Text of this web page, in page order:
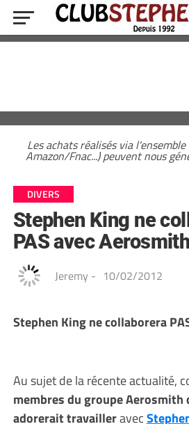
Les achats réalisés via
Amazon/Fnac...) peuvent nous
DIVERS
Stephen King ne
PAS avec Aerosmith
Jeremy - 10/02/2012
Stephen King ne collaborera
Au sujet de la récente actualité,
membres du groupe Aerosmith
adorerait travailleravec